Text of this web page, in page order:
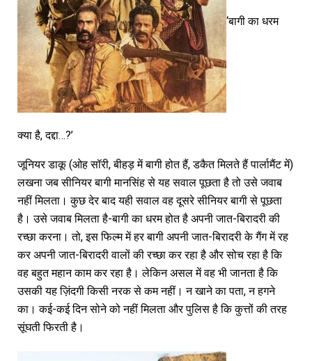
‘बागी का धरम
क्या है, दद्दा…?’
जूनियर डाकू (ओह सॉरी, बीहड़ में बागी होत हैं, डकैत मिलते हैं पार्लामैंट में)
लखना जब सीनियर बागी मानसिंह से यह सवाल पूछता है तो उसे जवाब
नहीं मिलता। कुछ देर बाद यही सवाल वह दूसरे सीनियर बागी से पूछता
है। उसे जवाब मिलता है-बागी का धरम होत है अपनी जात-बिरादरी की
रच्छा करना। तो, इस फिल्म में हर बागी अपनी जात-बिरादरी के गैंग में रह
कर अपनी जात-बिरादरी वालों की रच्छा कर रहा है और सोच रहा है कि
वह बहुत महान काम कर रहा है। लेकिन असल में वह भी जानता है कि
उसकी यह ज़िंदगी किसी नरक से कम नहीं। न खाने का पता, न हगने
का। कई-कई दिन सोने को नहीं मिलता और पुलिस है कि कुत्तों की तरह
सूंघती फिरती है।